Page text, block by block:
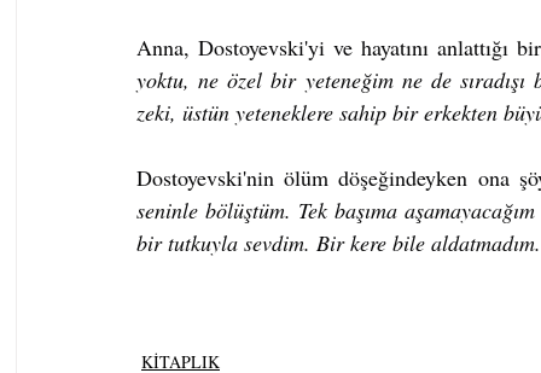
Anna, Dostoyevski'yi ve hayatını anlattığı
yoktu, ne özel bir yeteneğim ne de
zeki, üstün yeteneklere sahip bir erkekten
Dostoyevski'nin ölüm döşeğindeyken ona
seninle bölüştüm. Tek başıma
bir tutkuyla sevdim. Bir kere bile
KİTAPLIK